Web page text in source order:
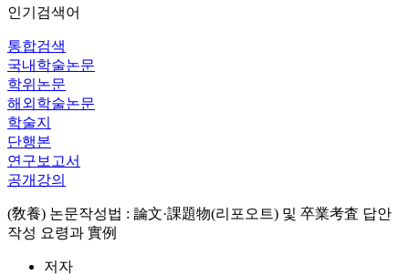
인기검색어
통합검색
국내학술논문
학위논문
해외학술논문
학술지
단행본
연구보고서
공개강의
(敎養) 논문작성법 : 論文·課題物(리포오트) 및 卒業考査 답안
작성 요령과 實例
저자